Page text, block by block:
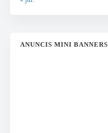
ANUNCIS MINI BANNERS